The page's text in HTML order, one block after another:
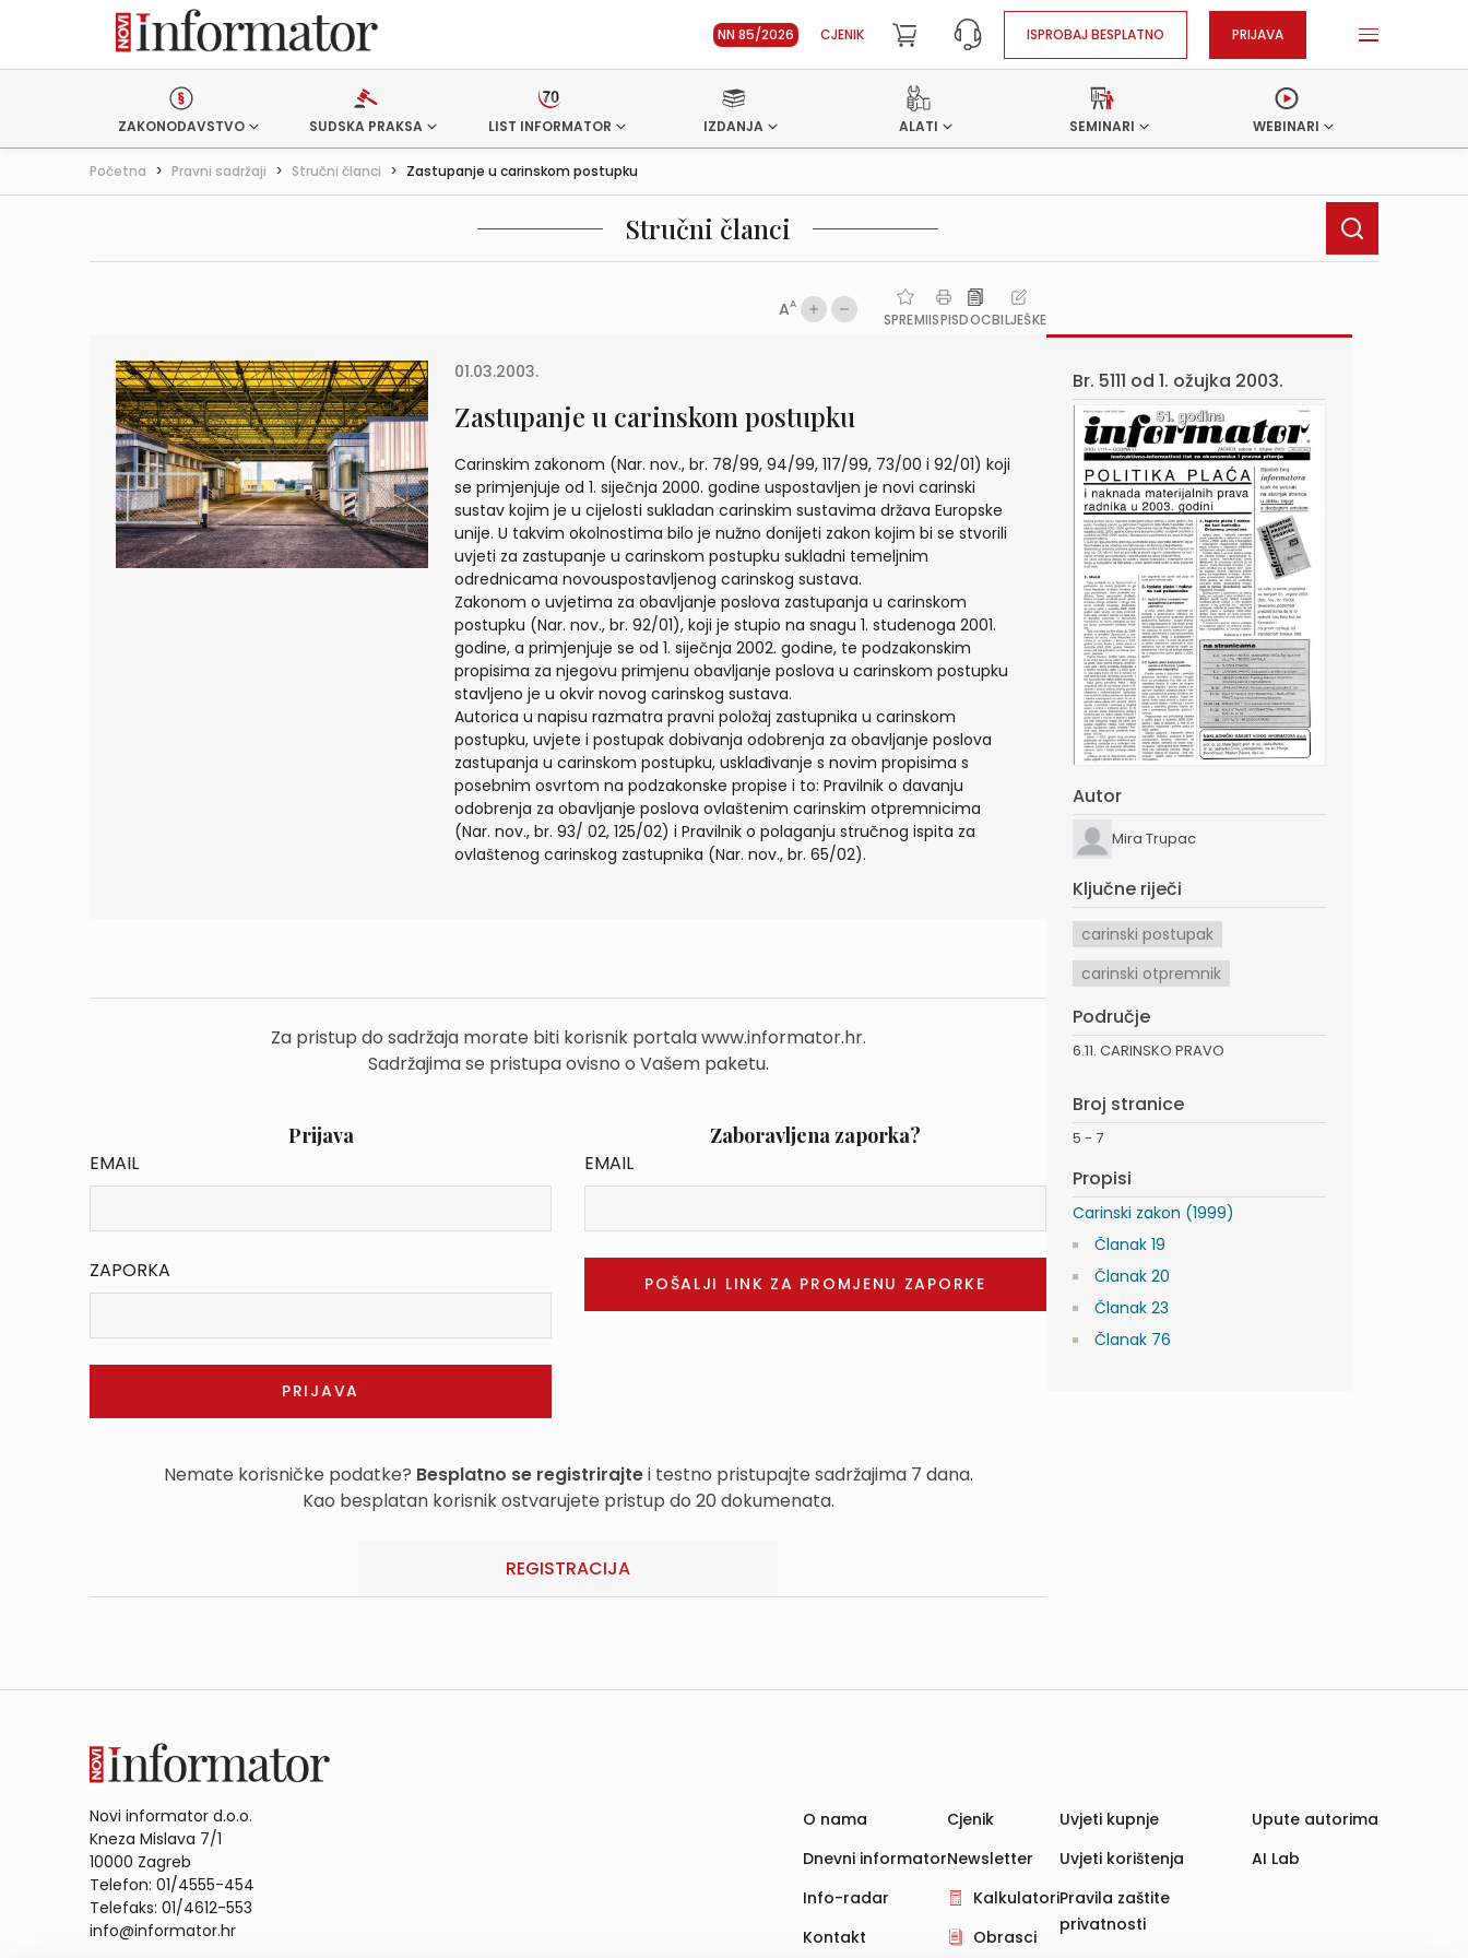
NN 85/2026 CJENIK ISPROBAJ BESPLATNO PRIJAVA
ZAKONODAVSTVO SUDSKA PRAKSA LIST INFORMATOR IZDANJA ALATI SEMINARI WEBINARI
Početna > Pravni sadržaji > Stručni članci > Zastupanje u carinskom postupku
Stručni članci
AA
SPREMIISPISDOCBILJEŠKE
01.03.2003.
Zastupanje u carinskom postupku
Carinskim zakonom (Nar. nov., br. 78/99, 94/99, 117/99, 73/00 i 92/01) koji
se primjenjuje od 1. siječnja 2000. godine uspostavljen je novi carinski
sustav kojim je u cijelosti sukladan carinskim sustavima država Europske
unije. U takvim okolnostima bilo je nužno donijeti zakon kojim bi se stvorili
uvjeti za zastupanje u carinskom postupku sukladni temeljnim
odrednicama novouspostavljenog carinskog sustava.
Zakonom o uvjetima za obavljanje poslova zastupanja u carinskom
postupku (Nar. nov., br. 92/01), koji je stupio na snagu 1. studenoga 2001.
godine, a primjenjuje se od 1. siječnja 2002. godine, te podzakonskim
propisima za njegovu primjenu obavljanje poslova u carinskom postupku
stavljeno je u okvir novog carinskog sustava.
Autorica u napisu razmatra pravni položaj zastupnika u carinskom
postupku, uvjete i postupak dobivanja odobrenja za obavljanje poslova
zastupanja u carinskom postupku, usklađivanje s novim propisima s
posebnim osvrtom na podzakonske propise i to: Pravilnik o davanju
odobrenja za obavljanje poslova ovlaštenim carinskim otpremnicima
(Nar. nov., br. 93/ 02, 125/02) i Pravilnik o polaganju stručnog ispita za
ovlaštenog carinskog zastupnika (Nar. nov., br. 65/02).
Za pristup do sadržaja morate biti korisnik portala www.informator.hr.
Sadržajima se pristupa ovisno o Vašem paketu.
Prijava
EMAIL
ZAPORKA
Zaboravljena zaporka?
EMAIL
Nemate korisničke podatke? Besplatno se registrirajtei testno pristupajte sadržajima 7 dana.
Kao besplatan korisnik ostvarujete pristup do 20 dokumenata.
REGISTRACIJA
Br. 5111 od 1. ožujka 2003.
Autor
Mira Trupac
Ključne riječi
carinski postupak
carinski otpremnik
Područje
6.11. CARINSKO PRAVO
Broj stranice
5 - 7
Propisi
Carinski zakon (1999)
Članak 19
Članak 20
Članak 23
Članak 76
Novi informator d.o.o.
Kneza Mislava 7/1
10000 Zagreb
Telefon: 01/4555-454
Telefaks: 01/4612-553
info@informator.hr
O nama
Dnevni informator
Info-radar
Kontakt
Cjenik
Newsletter
Kalkulatori
Obrasci
Uvjeti kupnje
Uvjeti korištenja
Pravila zaštite
privatnosti
Upute autorima
AI Lab